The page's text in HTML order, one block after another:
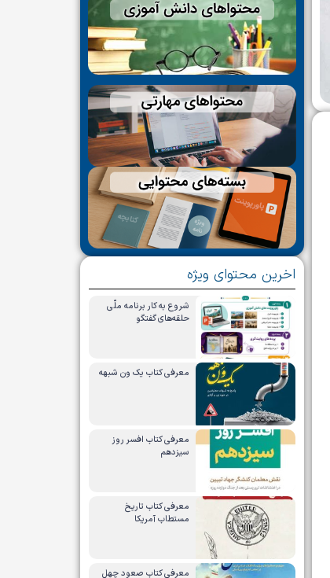
اخرین محتوای ویژه
شروع به کار برنامه ملّی
حلقه‌های گفتگو
معرفی کتاب یک ون شبهه
معرفی کتاب افسر روز
سیزدهم
معرفی کتاب تاریخ
مستطاب آمریکا
معرفی کتاب صعود چهل